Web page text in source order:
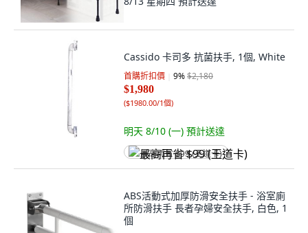
Cassido 卡司多 抗菌扶手, 1個, White
首購折扣價 9%$2,180
$1,980
($1980.00/1個)
明天 8/10 (一) 預計送達
最高再省 $99 (王道卡)
ABS活動式加厚防滑安全扶手 - 浴室廁
所防滑扶手 長者孕婦安全扶手, 白色, 1
個